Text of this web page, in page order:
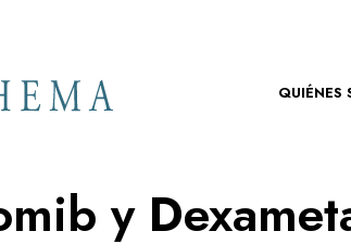
en la sangre. QUIÉNES
y